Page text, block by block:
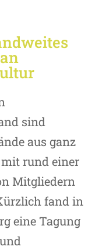
sind
aus ganz
rund einer
Mitgliedern
fand in
eine Tagung